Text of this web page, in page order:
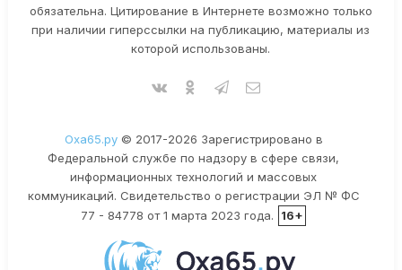
обязательна. Цитирование в Интернете возможно только
при наличии гиперссылки на публикацию, материалы из
которой использованы.
Оха65.ру© 2017-2026 Зарегистрировано в
Федеральной службе по надзору в сфере связи,
информационных технологий и массовых
коммуникаций. Свидетельство о регистрации ЭЛ № ФС
77 - 84778 от 1 марта 2023 года.
16+